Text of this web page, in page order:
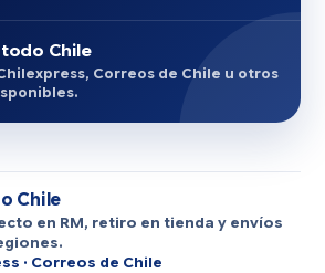
todo Chile
Correos de Chile u otros
Chile
en RM, retiro en tienda y envíos
· Correos de Chile